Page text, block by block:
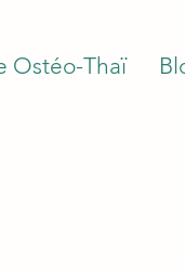
Ostéo-Thaï